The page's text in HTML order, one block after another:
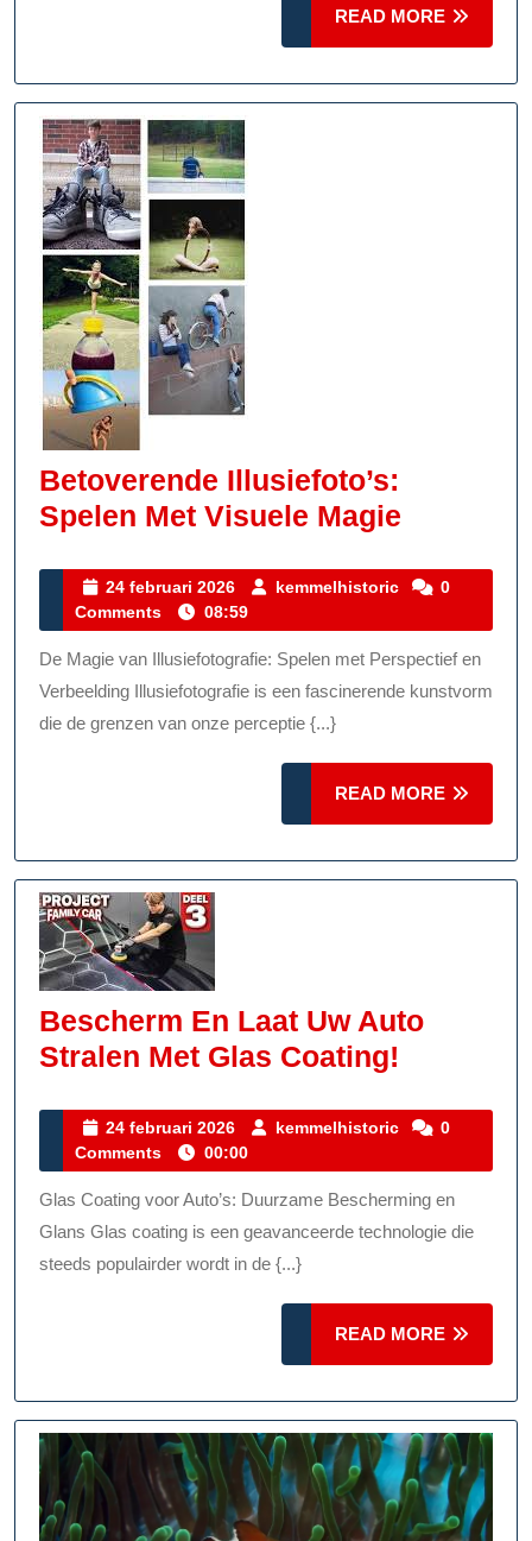
Jouw
READ MORE
MORE
Betoverende Illusiefoto’s:
Spelen Met Visuele Magie
Spelen
Visuele
Magie
24 februari 2026
24
februari
2026
kemmelhistoric kemmelhistoric
0
Comments
08:59
De Magie van Illusiefotografie: Spelen met Perspectief en
Verbeelding Illusiefotografie is een fascinerende kunstvorm
die de grenzen van onze perceptie {...}
READ MORE
MORE
Bescherm En Laat Uw Auto
Stralen Met Glas Coating!
Laat
Auto
Stralen
Glas
Coating!
24 februari 2026
24
februari
2026
kemmelhistoric kemmelhistoric
0
Comments
00:00
Glas Coating voor Auto’s: Duurzame Bescherming en
Glans Glas coating is een geavanceerde technologie die
steeds populairder wordt in de {...}
READ MORE
MORE